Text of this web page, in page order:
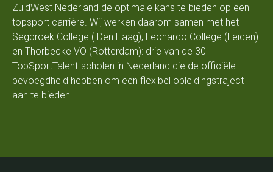
ZuidWest Nederland de optimale kans te bieden op een
topsport carrière. Wij werken daarom samen met het
Segbroek College ( Den Haag), Leonardo College (Leiden)
en Thorbecke VO (Rotterdam): drie van de 30
TopSportTalent-scholen in Nederland die de officiële
bevoegdheid hebben om een flexibel opleidingstraject
aan te bieden.